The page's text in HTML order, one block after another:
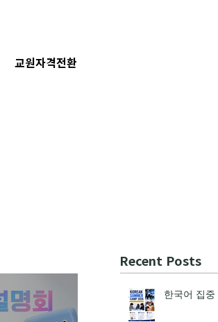
Recent Posts
한국어 집
교원자격전환